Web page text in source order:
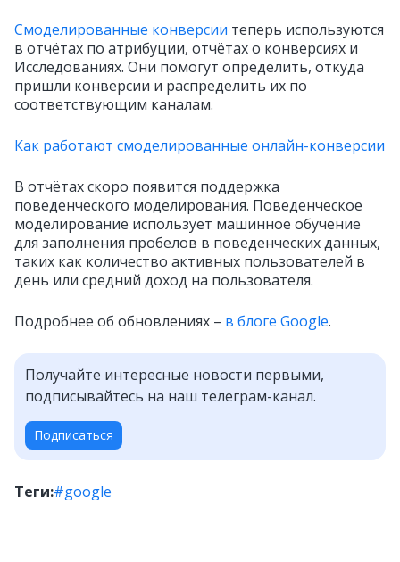
Смоделированные конверсии теперь используются
в отчётах по атрибуции, отчётах о конверсиях и
Исследованиях. Они помогут определить, откуда
пришли конверсии и распределить их по
соответствующим каналам.
Как работают смоделированные онлайн-конверсии
В отчётах скоро появится поддержка
поведенческого моделирования. Поведенческое
моделирование использует машинное обучение
для заполнения пробелов в поведенческих данных,
таких как количество активных пользователей в
день или средний доход на пользователя.
Подробнее об обновлениях – в блоге Google.
Получайте интересные новости первыми,
подписывайтесь на наш телеграм-канал.
Подписаться
Теги:#google